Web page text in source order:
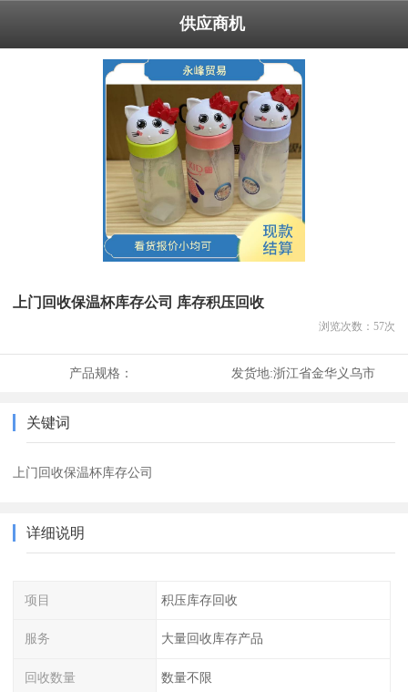
供应商机
上门回收保温杯库存公司 库存积压回收
浏览次数： 57次
产品规格： 发货地:浙江省金华义乌市
关键词
上门回收保温杯库存公司
详细说明
项目 积压库存回收
服务 大量回收库存产品
回收数量 数量不限